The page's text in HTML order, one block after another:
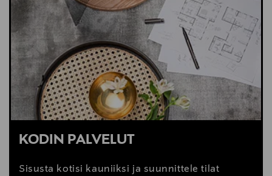
Valmistajan tuotenumero
5741103083
Valmistaja
LOUIS POULSEN FINLAND OY
Valmistajan osoite
Kyllikinportti 2, 00240 Helsinki, Finland
Digitaalinen osoite
KODIN PALVELUT
Sisusta kotisi kauniiksi ja suunnittele tilat